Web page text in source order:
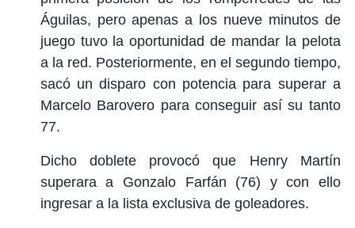
Águilas, pero apenas a los nueve minutos de
juego tuvo la oportunidad de mandar la pelota
a la red. Posteriormente, en el segundo tiempo,
sacó un disparo con potencia para superar a
Marcelo Barovero para conseguir así su tanto
77.
Dicho doblete provocó que Henry Martín
superara a Gonzalo Farfán (76) y con ello
ingresar a la lista exclusiva de goleadores.